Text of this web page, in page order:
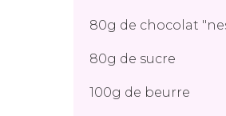
80g de chocolat
80g de sucre
100g de beurre